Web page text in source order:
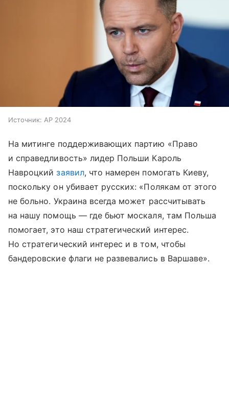
Источник: AP 2024
На митинге поддерживающих партию «Право
и справедливость» лидер Польши Кароль
Навроцкийзаявил, что намерен помогать Киеву,
поскольку он убивает русских: «Полякам от этого
не больно. Украина всегда может рассчитывать
на нашу помощь — где бьют москаля, там Польша
помогает, это наш стратегический интерес.
Но стратегический интерес и в том, чтобы
бандеровские флаги не развевались в Варшаве».